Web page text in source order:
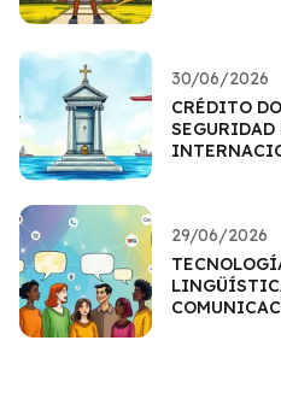
30/06/2026
CRÉDITO
29/06/2026